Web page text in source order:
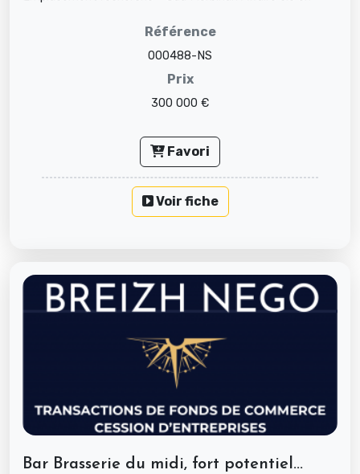
Référence
000488-NS
Prix
300 000 €
Favori
Voir fiche
Bar Brasserie du midi, fort potentiel...